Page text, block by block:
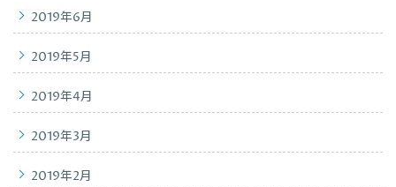
2019年6月
2019年5月
2019年4月
2019年3月
2019年2月